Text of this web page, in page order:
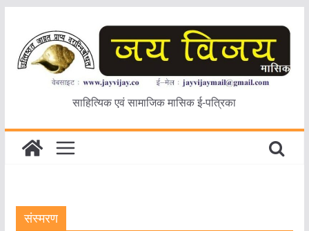
content
साहित्यिक एवं सामाजिक मासिक ई-पत्रिका
संस्मरण